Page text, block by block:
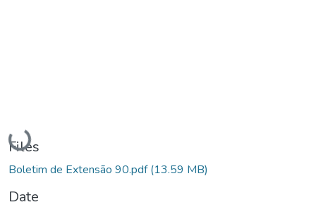
Loading...
Files
Boletim de Extensão 90.pdf(13.59 MB)
Date